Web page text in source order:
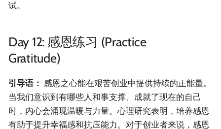
试。
Day 12: 感恩练习 (Practice
Gratitude)
引导语： 感恩之心能在艰苦创业中提供持续的正能量。
当我们意识到有哪些人和事支撑、成就了现在的自己
时，内心会涌现温暖与力量。心理研究表明，培养感恩
有助于提升幸福感和抗压能力。对于创业者来说，感恩